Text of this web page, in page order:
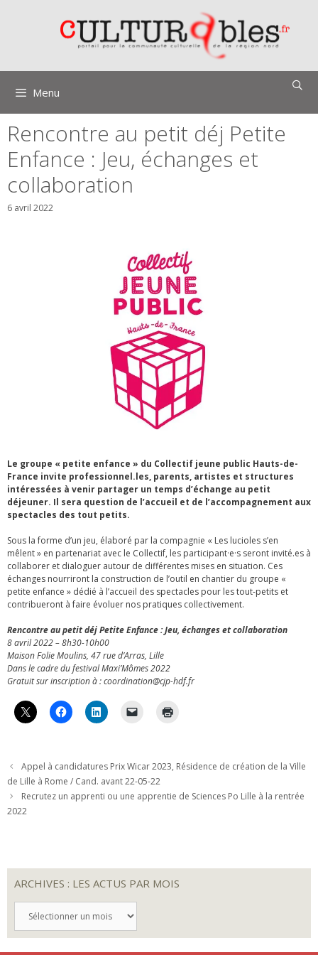
Menu
Rencontre au petit déj Petite
Enfance : Jeu, échanges et
collaboration
6 avril 2022
Le groupe « petite enfance » du Collectif jeune public Hauts-de-
France invite professionnel.les, parents, artistes et structures
intéressées à venir partager un temps d’échange au petit
déjeuner. Il sera question de l’accueil et de l’accompagnement aux
spectacles des tout petits.
Sous la forme d’un jeu, élaboré par la compagnie « Les lucioles s’en
mêlent » en partenariat avec le Collectif, les participant·e·s seront invité.es à
collaborer et dialoguer autour de différentes mises en situation. Ces
échanges nourriront la construction de l’outil en chantier du groupe «
petite enfance » dédié à l’accueil des spectacles pour les tout-petits et
contribueront à faire évoluer nos pratiques collectivement.
Rencontre au petit déj Petite Enfance : Jeu, échanges et collaboration
8 avril 2022 – 8h30-10h00
Maison Folie Moulins, 47 rue d’Arras, Lille
Dans le cadre du festival Maxi’Mômes 2022
Gratuit sur inscription à : coordination@cjp-hdf.fr
Appel à candidatures Prix Wicar 2023, Résidence de création de la Ville
de Lille à Rome / Cand. avant 22-05-22
Recrutez un apprenti ou une apprentie de Sciences Po Lille à la rentrée
2022
ARCHIVES : LES ACTUS PAR MOIS
LES